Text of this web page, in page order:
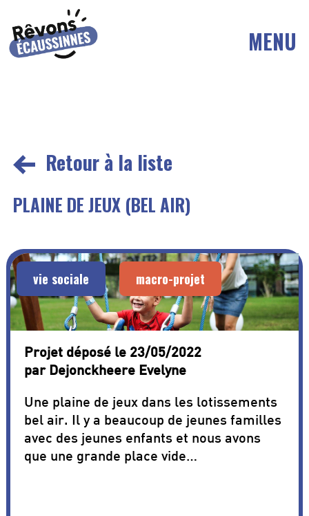
MENU
Retour à la liste
PLAINE DE JEUX (BEL AIR)
vie sociale macro-projet
Projet déposé le 23/05/2022
par Dejonckheere Evelyne
Une plaine de jeux dans les lotissements
bel air. Il y a beaucoup de jeunes familles
avec des jeunes enfants et nous avons
que une grande place vide…